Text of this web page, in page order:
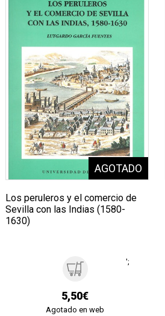
Los peruleros y el comercio de
Sevilla con las Indias (1580-
1630)
5,50€
Agotado en web
';